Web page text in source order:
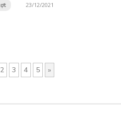
23/12/2021
2 3 4 5 »